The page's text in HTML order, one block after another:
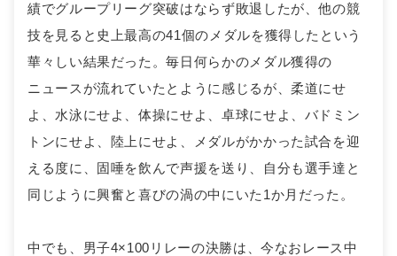
績でグループリーグ突破はならず敗退したが、他の競
技を見ると史上最高の41個のメダルを獲得したという
華々しい結果だった。毎日何らかのメダル獲得の
ニュースが流れていたとように感じるが、柔道にせ
よ、水泳にせよ、体操にせよ、卓球にせよ、バドミン
トンにせよ、陸上にせよ、メダルがかかった試合を迎
える度に、固唾を飲んで声援を送り、自分も選手達と
同じように興奮と喜びの渦の中にいた1か月だった。
中でも、男子4×100リレーの決勝は、今なおレース中